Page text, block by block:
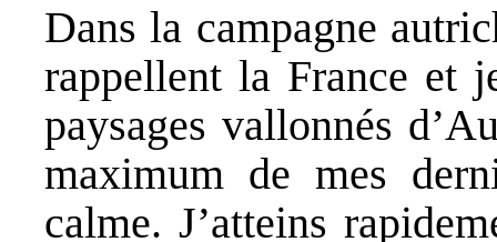
Dans la campagne
rappellent la France et
paysages vallonnés
maximum de mes
calme. J’atteins